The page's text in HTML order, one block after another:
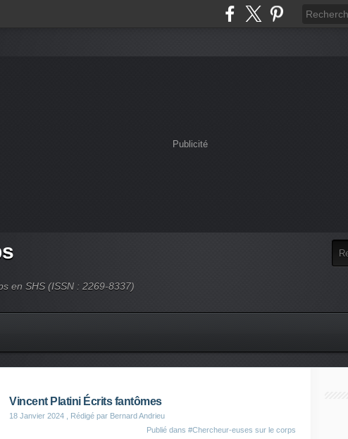
Publicité
en SHS (ISSN : 2269-8337)
Vincent Platini Écrits fantômes
18 Janvier 2024 , Rédigé par Bernard Andrieu
Publié dans #Chercheur-euses sur le corps